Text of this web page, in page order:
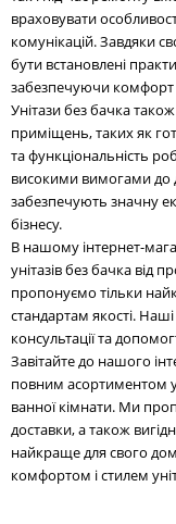
враховувати
комунікацій. Завдяки
бути встановлені
забезпечуючи комфорт
Унітази без бачка
приміщень, таких як
та функціональність
високими вимогами до
забезпечують значну
бізнесу.
В нашому інтернет-
унітазів без бачка від
пропонуємо тільки
стандартам якості.
консультації та
Завітайте до нашого
повним асортиментом
ванної кімнати. Ми
доставки, а також
найкраще для свого
комфортом і стилем